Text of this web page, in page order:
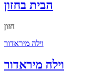
הבית בחזון
חזון
וילה מיראדור
וילה מיראדור